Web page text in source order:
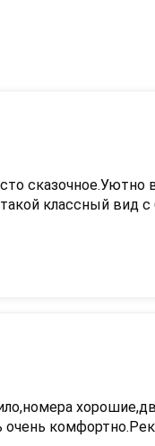
сказочное.Уютно
классный вид
очень